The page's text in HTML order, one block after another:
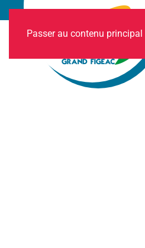
Passer au contenu principal